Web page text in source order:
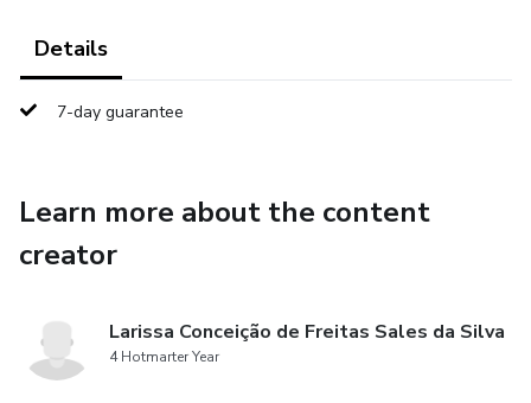
Details
7-day guarantee
Learn more about the content
creator
Larissa Conceição de Freitas Sales da Silva
4 Hotmarter Year